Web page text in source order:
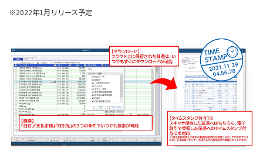
※2022年1月リリース予定